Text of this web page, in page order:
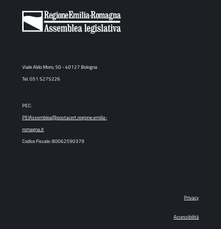
Viale Aldo Moro, 50 - 40127 Bologna
Tel. 051 5275226
PEC:
PEIAssemblea@postacert.regione.emilia-
romagna.it
Codice Fiscale: 80062590379
Privacy
Accessibilità